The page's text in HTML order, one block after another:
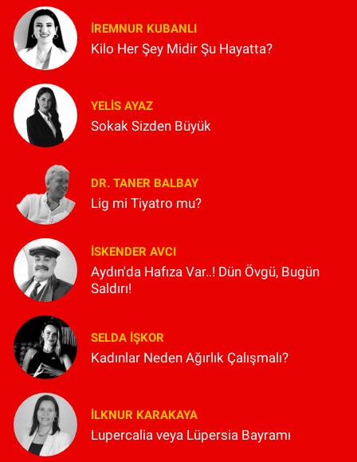
İREMNUR KUBANLI
Kilo Her Şey Midir Şu Hayatta?
YELIS AYAZ
Sokak Sizden Büyük
DR. TANER BALBAY
Lig mi Tiyatro mu?
İSKENDER AVCI
Aydın'da Hafıza Var..! Dün Övgü, Bugün
Saldırı!
SELDA İŞKOR
Kadınlar Neden Ağırlık Çalışmalı?
İLKNUR KARAKAYA
Lupercalia veya Lüpersia Bayramı